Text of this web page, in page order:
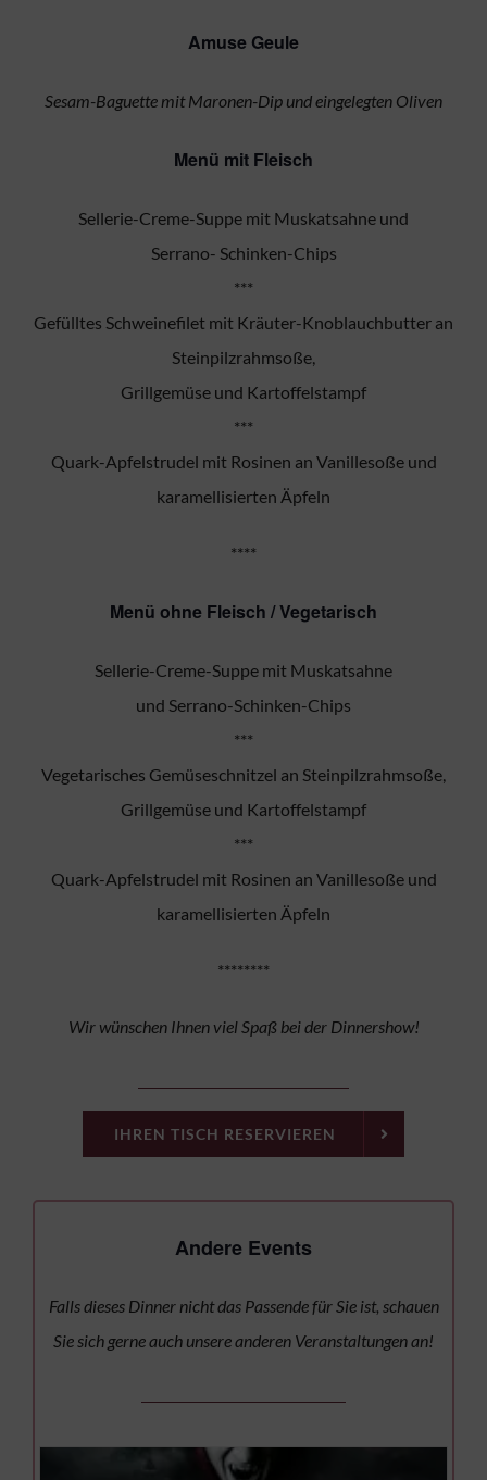
Amuse Geule
Sesam-Baguette mit Maronen-Dip und eingelegten Oliven
Menü mit Fleisch
Sellerie-Creme-Suppe mit Muskatsahne und
Serrano- Schinken-Chips
***
Gefülltes Schweinefilet mit Kräuter-Knoblauchbutter an
Steinpilzrahmsoße,
Grillgemüse und Kartoffelstampf
***
Quark-Apfelstrudel mit Rosinen an Vanillesoße und
karamellisierten Äpfeln
****
Menü ohne Fleisch / Vegetarisch
Sellerie-Creme-Suppe mit Muskatsahne
und Serrano-Schinken-Chips
***
Vegetarisches Gemüseschnitzel an Steinpilzrahmsoße,
Grillgemüse und Kartoffelstampf
***
Quark-Apfelstrudel mit Rosinen an Vanillesoße und
karamellisierten Äpfeln
********
Wir wünschen Ihnen viel Spaß bei der Dinnershow!
IHREN TISCH RESERVIEREN
Andere Events
Falls dieses Dinner nicht das Passende für Sie ist, schauen
Sie sich gerne auch unsere anderen Veranstaltungen an!